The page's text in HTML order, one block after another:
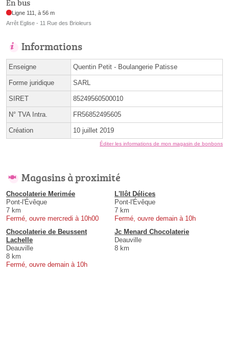
En bus
Ligne 111, à 56 m
Arrêt Eglise - 11 Rue des Brioleurs
Informations
Enseigne Quentin Petit - Boulangerie Patisse
Forme juridique SARL
SIRET 85249560500010
N° TVA Intra. FR56852495605
Création 10 juillet 2019
Éditer les informations de mon magasin de bonbons
Magasins à proximité
Chocolaterie Merimée
Pont-l'Évêque
7 km
Fermé, ouvre mercredi à 10h00
L'Ilôt Délices
Pont-l'Évêque
7 km
Fermé, ouvre demain à 10h
Chocolaterie de Beussent
Lachelle
Deauville
8 km
Fermé, ouvre demain à 10h
Jc Menard Chocolaterie
Deauville
8 km